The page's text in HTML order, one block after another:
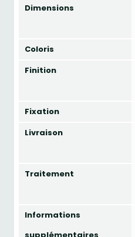
Dimensions
Coloris
Finition
Fixation
Livraison
Traitement
Informations